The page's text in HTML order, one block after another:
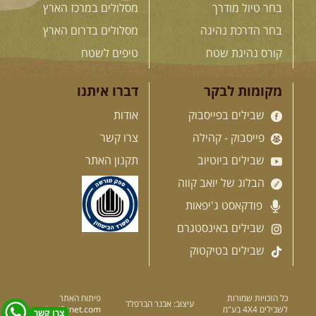
ואנרגיות טובות .... מועדון ...
12-13.08.2026 רביעי-חמישי
בלדה בין כוכבים במכתש רמון-
למגוון רכבי שטח
השמיים יהיו נקיים, הכוכבים ...
14.08.2026 שישי- מעיינות
ואתגרים בצפון הרמה
מסלול חדש בצפון רמת הגולן בהובלת
[המשך]
בחר טיול מודרך
בחר הדרכת נהיגה
קורס נהיגת שטח
מסלולים במרכז הארץ
מסלולים בדרום הארץ
טיפים לשטח
מקומות לבקר
שבילים בפייסבוק
פייסבוק - קהילה
שבילים ביוטיוב
הבלוג של יואב קווה
פודקאסט ג'יפאות
שבילים באינסטגרם
שבילים בטיקטוק
דברו איתנו
אודות
צרו קשר
תקנון האתר
כל הזכויות שמורות
לשבילים 4X4 בע"מ
עיצוב: אבנר הברפלד
פיתוח האתר
significnet.com